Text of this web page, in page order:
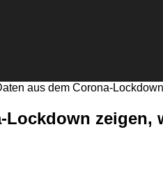
aus dem Corona-
Lockdown